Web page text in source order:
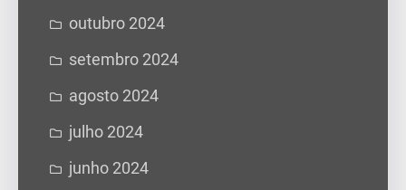
outubro 2024
setembro 2024
agosto 2024
julho 2024
junho 2024